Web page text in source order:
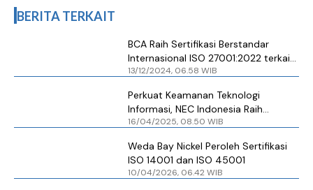
BERITA TERKAIT
BCA Raih Sertifikasi Berstandar
Internasional ISO 27001:2022 terkait
Manajemen Keamanan Informasi
13/12/2024, 06.58 WIB
Perkuat Keamanan Teknologi
Informasi, NEC Indonesia Raih
Sertifikasi ISO/IEC 27001:2022
16/04/2025, 08.50 WIB
Weda Bay Nickel Peroleh Sertifikasi
ISO 14001 dan ISO 45001
10/04/2026, 06.42 WIB